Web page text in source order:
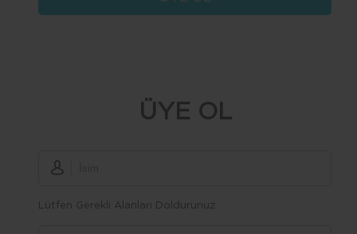
ÜYE OL
Lütfen Gerekli Alanları Doldurunuz.